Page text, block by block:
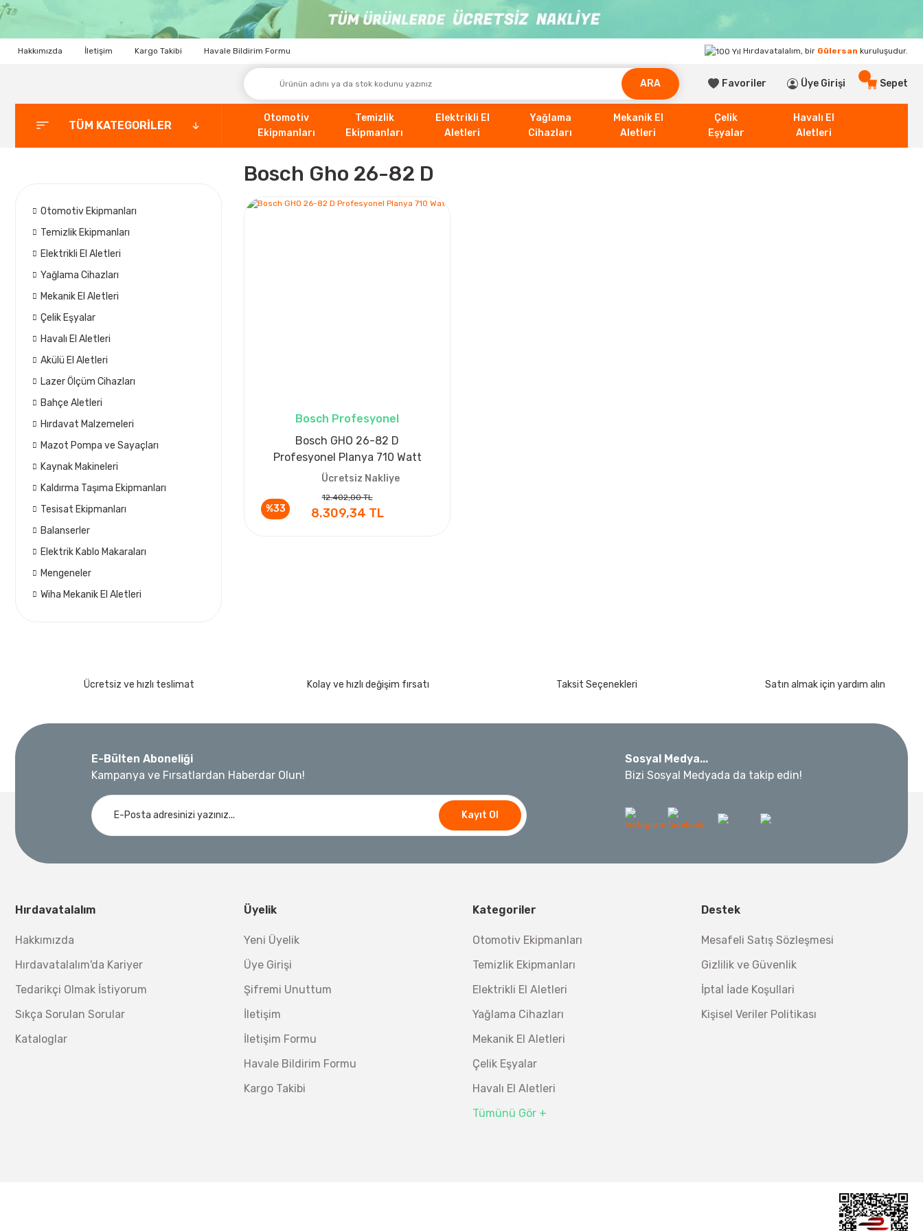
Hakkımızda İletişim Kargo Takibi Havale Bildirim Formu Hırdavatalalım, bir Gülersan kuruluşudur.
ARA Favoriler Üye Girişi Sepet
TÜM KATEGORİLER
Otomotiv
Ekipmanları
Temizlik
Ekipmanları
Elektrikli El
Aletleri
Yağlama
Cihazları
Mekanik El
Aletleri
Çelik
Eşyalar
Havalı El
Aletleri
Otomotiv Ekipmanları
Temizlik Ekipmanları
Elektrikli El Aletleri
Yağlama Cihazları
Mekanik El Aletleri
Çelik Eşyalar
Havalı El Aletleri
Akülü El Aletleri
Lazer Ölçüm Cihazları
Bahçe Aletleri
Hırdavat Malzemeleri
Mazot Pompa ve Sayaçları
Kaynak Makineleri
Kaldırma Taşıma Ekipmanları
Tesisat Ekipmanları
Balanserler
Elektrik Kablo Makaraları
Mengeneler
Wiha Mekanik El Aletleri
Bosch Gho 26-82 D
%33
Bosch Profesyonel
Bosch GHO 26-82 D
Profesyonel Planya 710 Watt
Ücretsiz Nakliye
12.402,00 TL
8.309,34 TL
Ücretsiz ve hızlı teslimat Kolay ve hızlı değişim fırsatı Taksit Seçenekleri Satın almak için yardım alın
E-Bülten Aboneliği
Kampanya ve Fırsatlardan Haberdar Olun!
Kayıt Ol
Sosyal Medya...
Bizi Sosyal Medyada da takip edin!
Hırdavatalalım
Hakkımızda
Hırdavatalalım'da Kariyer
Tedarikçi Olmak İstiyorum
Sıkça Sorulan Sorular
Kataloglar
Üyelik
Yeni Üyelik
Üye Girişi
Şifremi Unuttum
İletişim
İletişim Formu
Havale Bildirim Formu
Kargo Takibi
Kategoriler
Otomotiv Ekipmanları
Temizlik Ekipmanları
Elektrikli El Aletleri
Yağlama Cihazları
Mekanik El Aletleri
Çelik Eşyalar
Havalı El Aletleri
Tümünü Gör +
Destek
Mesafeli Satış Sözleşmesi
Gizlilik ve Güvenlik
İptal İade Koşullari
Kişisel Veriler Politikası